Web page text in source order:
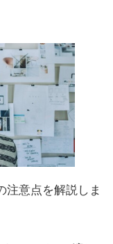
注意点を解説しま